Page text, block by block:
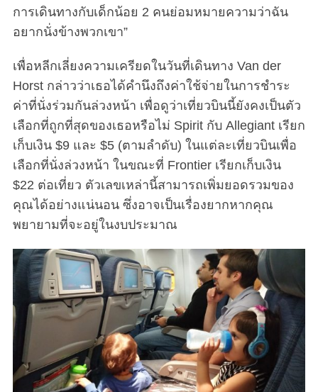
การเดินทางกับเด็กน้อย 2 คนย่อมหมายความว่าฉัน
อยากนั่งข้างพวกเขา”
เพื่อหลีกเลี่ยงความเครียดในวันที่เดินทาง Van der
Horst กล่าวว่าเธอได้คำนึงถึงค่าใช้จ่ายในการชำระ
ค่าที่นั่งร่วมกันล่วงหน้า เพื่อดูว่าเที่ยวบินนี้ยังคงเป็นตัว
เลือกที่ถูกที่สุดของเธอหรือไม่ Spirit กับ Allegiant เรียก
เก็บเงิน $9 และ $5 (ตามลำดับ) ในแต่ละเที่ยวบินเพื่อ
เลือกที่นั่งล่วงหน้า ในขณะที่ Frontier เรียกเก็บเงิน
$22 ต่อเที่ยว ตัวเลขเหล่านี้สามารถเพิ่มยอดรวมของ
คุณได้อย่างแน่นอน ซึ่งอาจเป็นเรื่องยากหากคุณ
พยายามที่จะอยู่ในงบประมาณ